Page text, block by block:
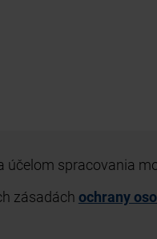
účelom spracovania
zásadách ochrany